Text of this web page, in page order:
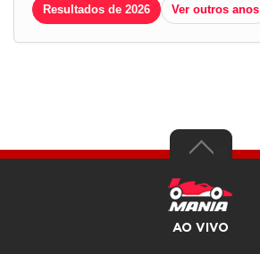
Resultados de 2026 Ver outros anos
AO VIVO